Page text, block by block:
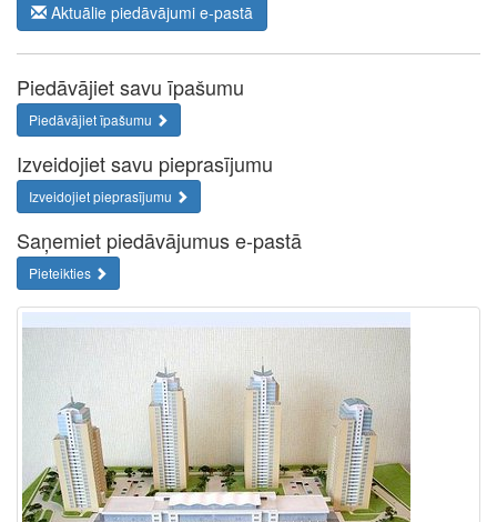
Aktuālie piedāvājumi e-pastā
Piedāvājiet savu īpašumu
Piedāvājiet īpašumu
Izveidojiet savu pieprasījumu
Izveidojiet pieprasījumu
Saņemiet piedāvājumus e-pastā
Pieteikties